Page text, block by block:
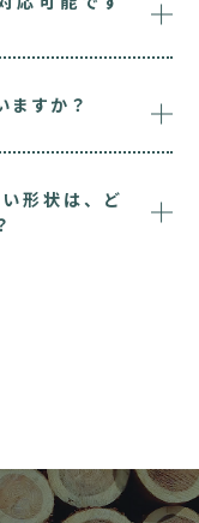
ますか？
形状は、ど